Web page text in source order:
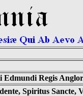
Edmundi Regis
Spiritus Sancte,